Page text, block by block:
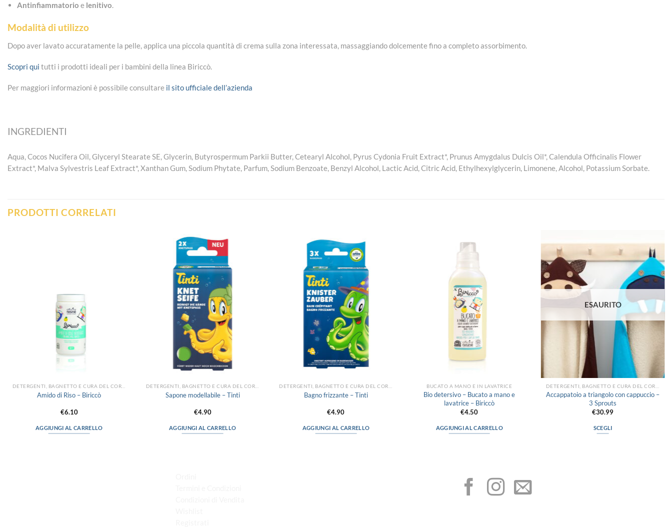
Antinfiammatorio e lenitivo.
Modalità di utilizzo
Dopo aver lavato accuratamente la pelle, applica una piccola quantità di crema sulla zona interessata, massaggiando dolcemente fino a completo assorbimento.
Scopri qui tutti i prodotti ideali per i bambini della linea Biriccò.
Per maggiori informazioni è possibile consultare il sito ufficiale dell’azienda
INGREDIENTI
Aqua, Cocos Nucifera Oil, Glyceryl Stearate SE,Glycerin, Butyrospermum Parkii Butter, Cetearyl Alcohol, Pyrus Cydonia Fruit Extract*, Prunus Amygdalus Dulcis Oil*, Calendula Officinalis Flower
Extract*, Malva Sylvestris Leaf Extract*,Xanthan Gum, Sodium Phytate, Parfum,Sodium Benzoate, Benzyl Alcohol, Lactic Acid,Citric Acid, Ethylhexylglycerin, Limonene,Alcohol, Potassium Sorbate.
PRODOTTI CORRELATI
DETERGENTI, BAGNETTO E CURA DEL CORPO
Amido di Riso – Biriccò
€6.10
AGGIUNGI AL CARRELLO
DETERGENTI, BAGNETTO E CURA DEL CORPO
Sapone modellabile – Tinti
€4.90
AGGIUNGI AL CARRELLO
DETERGENTI, BAGNETTO E CURA DEL CORPO
Bagno frizzante – Tinti
€4.90
AGGIUNGI AL CARRELLO
BUCATO A MANO E IN LAVATRICE
Bio detersivo – Bucato a mano e
lavatrice – Biriccò
€4.50
AGGIUNGI AL CARRELLO
Aggiungi
alla lista
dei
desideri
ESAURITO
DETERGENTI, BAGNETTO E CURA DEL CORPO
Accappatoio a triangolo con cappuccio –
3 Sprouts
€30.99
SCEGLI